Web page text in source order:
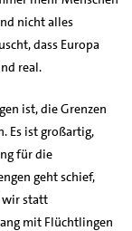
nicht alles
dass Europa
real.
ist, die Grenzen
Es ist großartig,
für die
geht schief,
statt
mit Flüchtlingen